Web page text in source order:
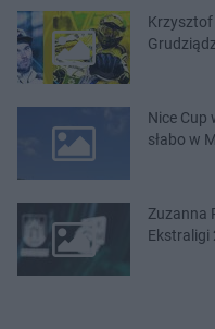
Krzysztof
Nice Cup
słabo w
Zuzanna
Ekstraligi